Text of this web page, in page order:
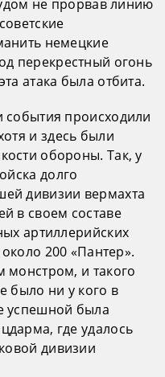
не прорвав линию
немецкие
перекрестный огонь
атака была отбита.
происходили
и здесь были
обороны. Так, у
долго
дивизии вермахта
в своем составе
артиллерийских
200 «Пантер».
монстром, и такого
было ни у кого в
успешной была
где удалось
дивизии